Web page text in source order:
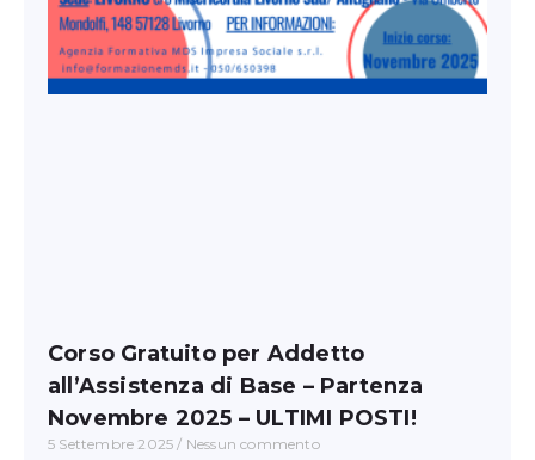
Corso Gratuito per Addetto
all’Assistenza di Base – Partenza
Novembre 2025 – ULTIMI POSTI!
5 Settembre 2025 Nessun commento